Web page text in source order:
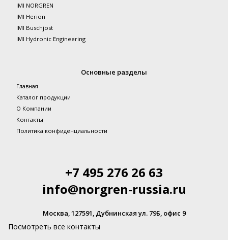
IMI NORGREN
IMI Herion
IMI Buschjost
IMI Hydronic Engineering
Основные разделы
Главная
Каталог продукции
О Компании
Контакты
Политика конфиденциальности
+7 495 276 26 63
info@norgren-russia.ru
Москва, 127591, Дубнинская ул. 79Б, офис 9
Посмотреть все контакты